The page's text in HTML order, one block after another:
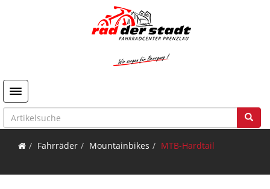
Toggle navigation
Fahrräder Mountainbikes MTB-Hardtail